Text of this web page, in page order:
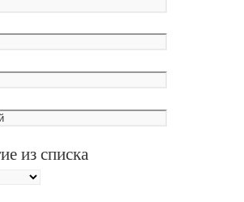
из списка